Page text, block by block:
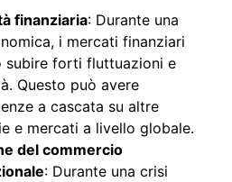
finanziaria: Durante una
i mercati finanziari
subire forti fluttuazioni e
Questo può avere
a cascata su altre
e mercati a livello globale.
del commercio
: Durante una crisi